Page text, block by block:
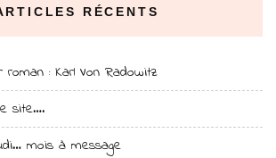
RÉCENTS
roman : Karl Von Radowitz
site….
mois à message